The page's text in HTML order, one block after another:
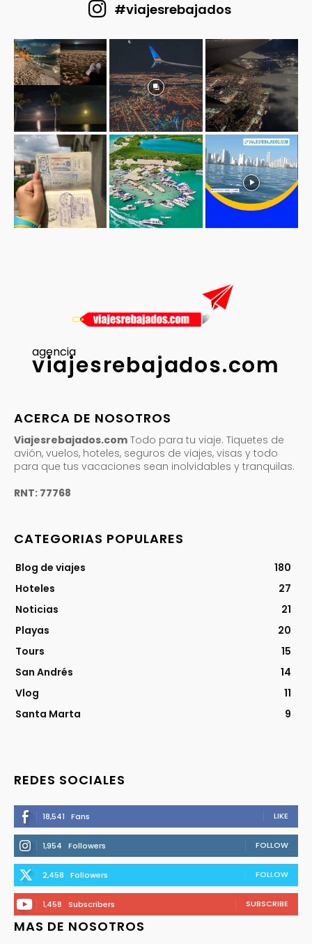
#viajesrebajados
agencia
viajesrebajados.com
ACERCA DE NOSOTROS
Viajesrebajados.com Todo para tu viaje. Tiquetes de
avión, vuelos, hoteles, seguros de viajes, visas y todo
para que tus vacaciones sean inolvidables y tranquilas.
RNT: 77768
CATEGORIAS POPULARES
Blog de viajes
180
Hoteles
27
Noticias
21
Playas
20
Tours
15
San Andrés
14
Vlog
11
Santa Marta
9
REDES SOCIALES
18,541 Fans LIKE
1,954 Followers FOLLOW
2,458 Followers FOLLOW
1,458 Subscribers SUBSCRIBE
MAS DE NOSOTROS